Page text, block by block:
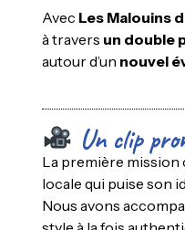
Avec Les Malouins
à travers un double
autour d’un nouvel
Un clip
La première mission
locale qui puise son
Nous avons